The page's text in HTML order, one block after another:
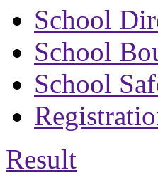
School
School
School
Result